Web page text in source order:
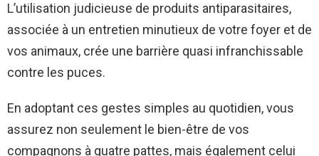
L’utilisation judicieuse de produits antiparasitaires,
associée à un entretien minutieux de votre foyer et de
vos animaux, crée une barrière quasi infranchissable
contre les puces.
En adoptant ces gestes simples au quotidien, vous
assurez non seulement le bien-être de vos
compagnons à quatre pattes, mais également celui